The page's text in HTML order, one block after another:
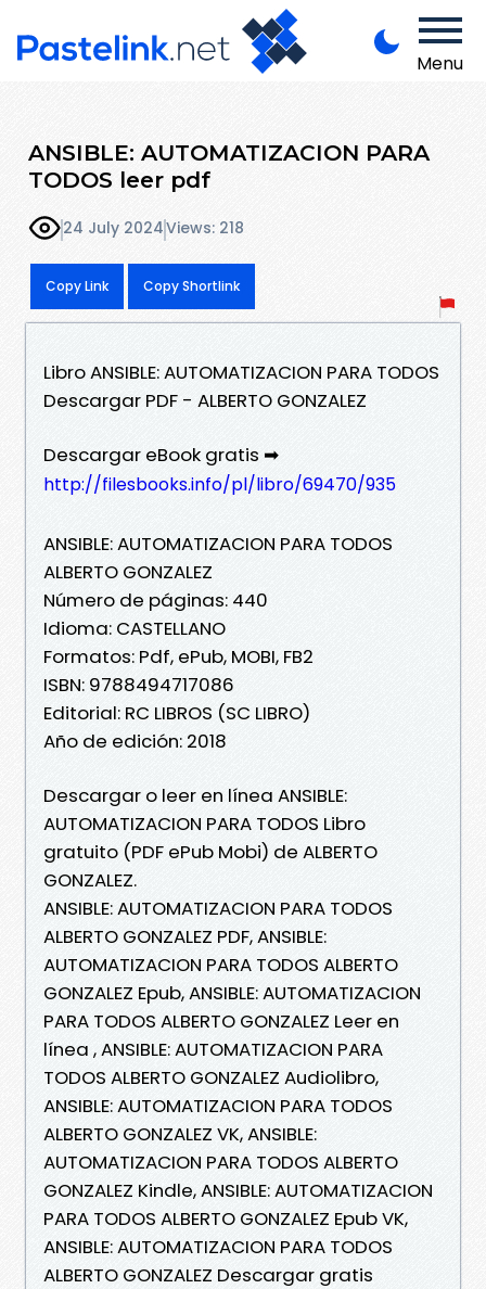
Menu
ANSIBLE: AUTOMATIZACION PARA
TODOS leer pdf
24 July 2024Views: 218
Copy Link Copy Shortlink
Libro ANSIBLE: AUTOMATIZACION PARA TODOS
Descargar PDF - ALBERTO GONZALEZ
Descargar eBook gratis ➡
http://filesbooks.info/pl/libro/69470/935
ANSIBLE: AUTOMATIZACION PARA TODOS
ALBERTO GONZALEZ
Número de páginas: 440
Idioma: CASTELLANO
Formatos: Pdf, ePub, MOBI, FB2
ISBN: 9788494717086
Editorial: RC LIBROS (SC LIBRO)
Año de edición: 2018
Descargar o leer en línea ANSIBLE:
AUTOMATIZACION PARA TODOS Libro
gratuito (PDF ePub Mobi) de ALBERTO
GONZALEZ.
ANSIBLE: AUTOMATIZACION PARA TODOS
ALBERTO GONZALEZ PDF, ANSIBLE:
AUTOMATIZACION PARA TODOS ALBERTO
GONZALEZ Epub, ANSIBLE: AUTOMATIZACION
PARA TODOS ALBERTO GONZALEZ Leer en
línea , ANSIBLE: AUTOMATIZACION PARA
TODOS ALBERTO GONZALEZ Audiolibro,
ANSIBLE: AUTOMATIZACION PARA TODOS
ALBERTO GONZALEZ VK, ANSIBLE:
AUTOMATIZACION PARA TODOS ALBERTO
GONZALEZ Kindle, ANSIBLE: AUTOMATIZACION
PARA TODOS ALBERTO GONZALEZ Epub VK,
ANSIBLE: AUTOMATIZACION PARA TODOS
ALBERTO GONZALEZ Descargar gratis